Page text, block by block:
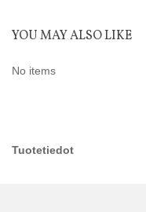
YOU MAY ALSO LIKE
No items
Tuotetiedot